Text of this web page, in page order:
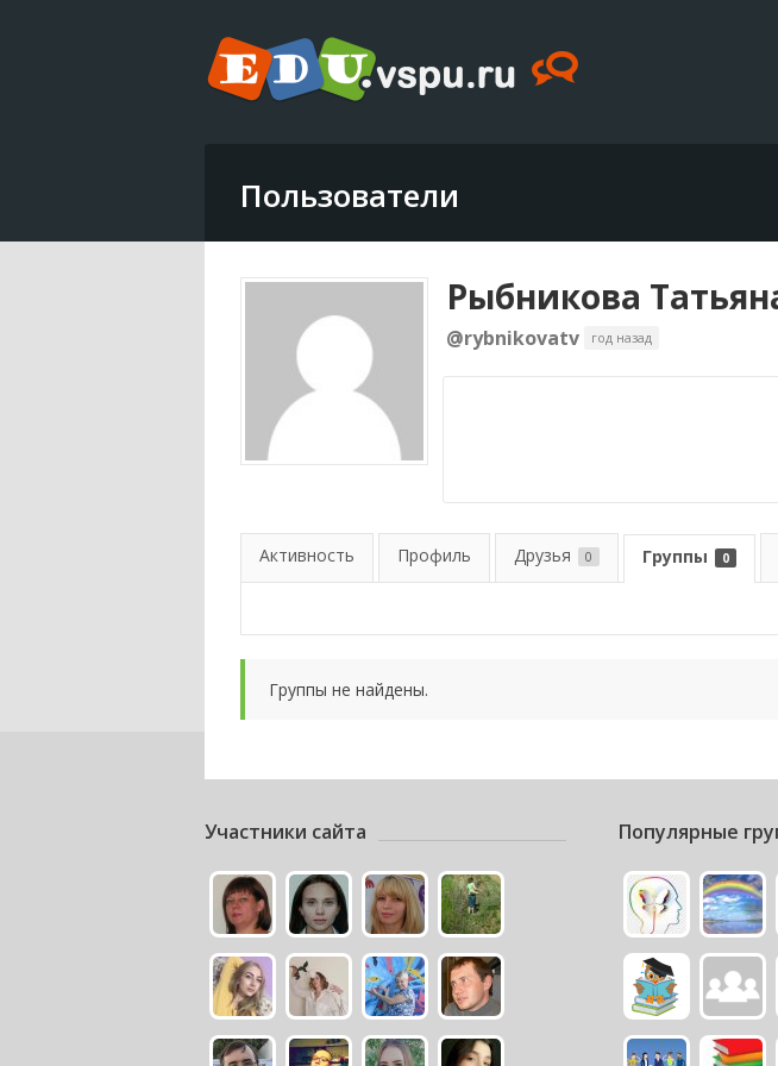
Пользователи
Рыбникова
@rybnikovatv год назад
Активность Профиль Друзья 0 Группы 0
Группы не найдены.
Участники сайта Популярные